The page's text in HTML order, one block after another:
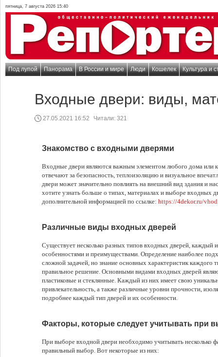
пятница, 7 августа 2026 15:40
Под лупой Панорама В России и мире Люди Кошелек Культура и
Входные двери: виды,
27.05.2021 16:52 Читали: 321
Знакомство с входными дверями
Входные двери являются важным элементом любого дома или
отвечают за безопасность, теплоизоляцию и визуальное
двери может значительно повлиять на внешний вид здания и
хотите узнать больше о типах, материалах и выборе входных
дополнительной информацией по ссылке: https://4dekor.ru/
Различные виды входных дверей
Существует несколько разных типов входных дверей, каждый
особенностями и преимуществами. Определение наиболее
сложной задачей, но знание основных характеристик каждого
правильное решение. Основными видами входных дверей
пластиковые и стеклянные. Каждый из них имеет свою
привлекательность, а также различные уровни прочности,
подробнее каждый тип дверей и их особенности.
Факторы, которые следует учитывать при
При выборе входной двери необходимо учитывать несколько
правильный выбор. Вот некоторые из них: